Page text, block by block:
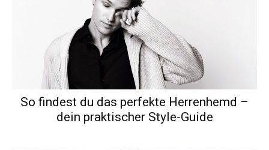
So findest du das perfekte Herrenhemd –
dein praktischer Style-Guide